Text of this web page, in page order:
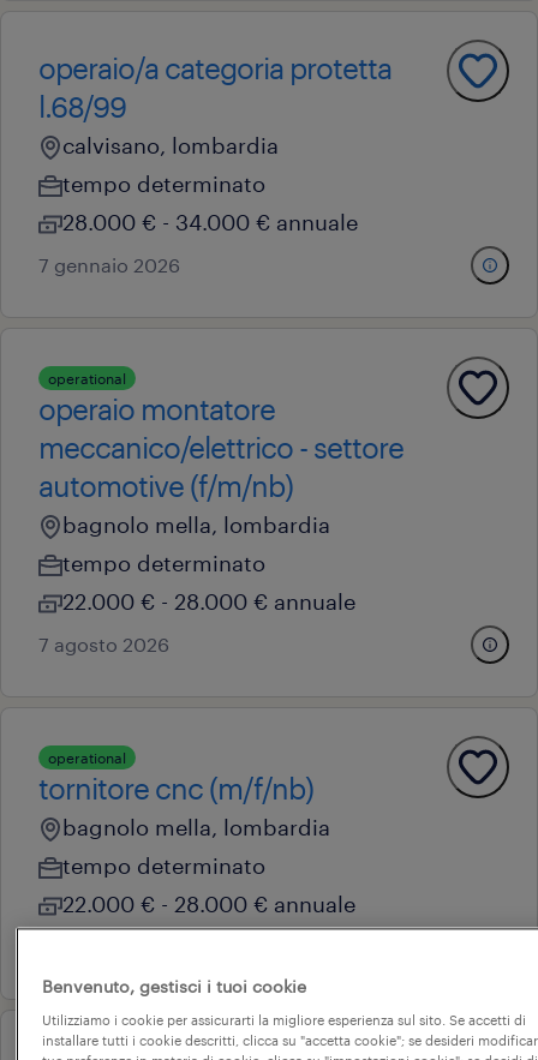
operaio/a categoria protetta
l.68/99
calvisano, lombardia
tempo determinato
28.000 € - 34.000 € annuale
7 gennaio 2026
operational
operaio montatore
meccanico/elettrico - settore
automotive (f/m/nb)
bagnolo mella, lombardia
tempo determinato
22.000 € - 28.000 € annuale
7 agosto 2026
operational
tornitore cnc (m/f/nb)
bagnolo mella, lombardia
tempo determinato
22.000 € - 28.000 € annuale
Benvenuto, gestisci i tuoi cookie
Utilizziamo i cookie per assicurarti la migliore esperienza sul sito. Se accetti di
installare tutti i cookie descritti, clicca su "accetta cookie"; se desideri